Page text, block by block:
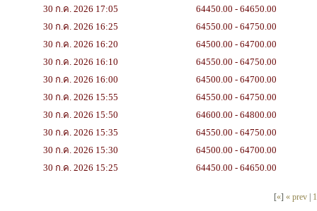
30 ก.ค. 2026 17:05
64450.00 - 64650.00
30 ก.ค. 2026 16:25
64550.00 - 64750.00
30 ก.ค. 2026 16:20
64500.00 - 64700.00
30 ก.ค. 2026 16:10
64550.00 - 64750.00
30 ก.ค. 2026 16:00
64500.00 - 64700.00
30 ก.ค. 2026 15:55
64550.00 - 64750.00
30 ก.ค. 2026 15:50
64600.00 - 64800.00
30 ก.ค. 2026 15:35
64550.00 - 64750.00
30 ก.ค. 2026 15:30
64500.00 - 64700.00
30 ก.ค. 2026 15:25
64450.00 - 64650.00
[«] « prev| 1